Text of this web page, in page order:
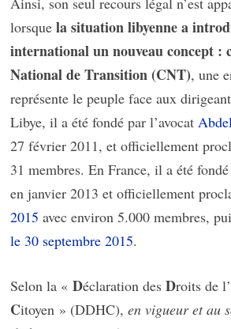
lorsquela situation libyenne a
international un nouveau concept :
National de Transition (CNT), une
représente le peuple face aux
Libye, il a été fondé par l’avocat
27 février 2011, et officiellement
31 membres. En France, il a été
en janvier 2013 et officiellement
2015 avec environ 5.000 membres,
le 30 septembre 2015.
Selon la «Déclaration desDroits de l’
Citoyen » (DDHC),en vigueur et au